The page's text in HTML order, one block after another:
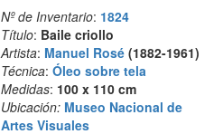
Nº de Inventario: 1824
Título: Baile criollo
Artista: Manuel Rosé(1882-1961)
Técnica: Óleo sobre tela
Medidas: 100 x 110 cm
Ubicación: Museo Nacional de
Artes Visuales